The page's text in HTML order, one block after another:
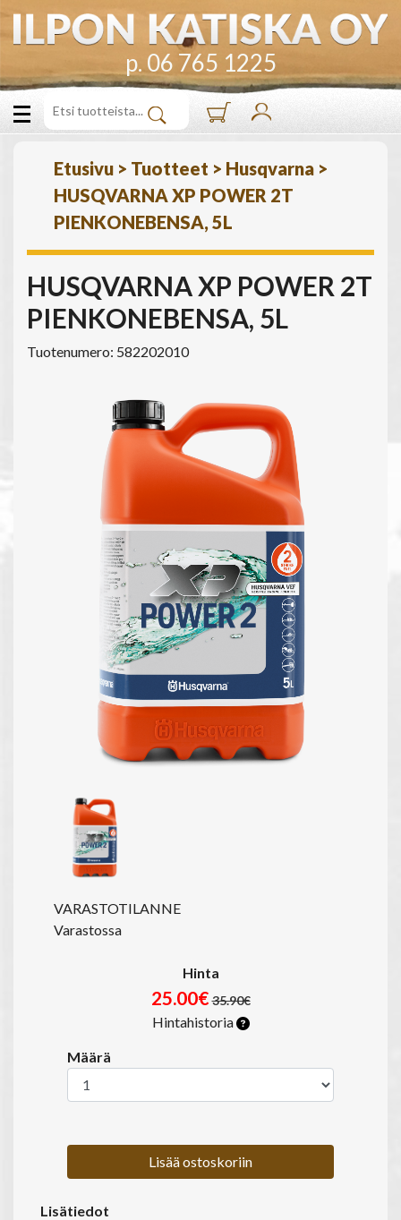
p. 06 765 1225
Etusivu > Tuotteet > Husqvarna >
HUSQVARNA XP POWER 2T
PIENKONEBENSA, 5L
HUSQVARNA XP POWER 2T
PIENKONEBENSA, 5L
Tuotenumero: 582202010
VARASTOTILANNE
Varastossa
Hinta
25.00€ 35.90€
Hintahistoria
Määrä
Lisää ostoskoriin
Lisätiedot